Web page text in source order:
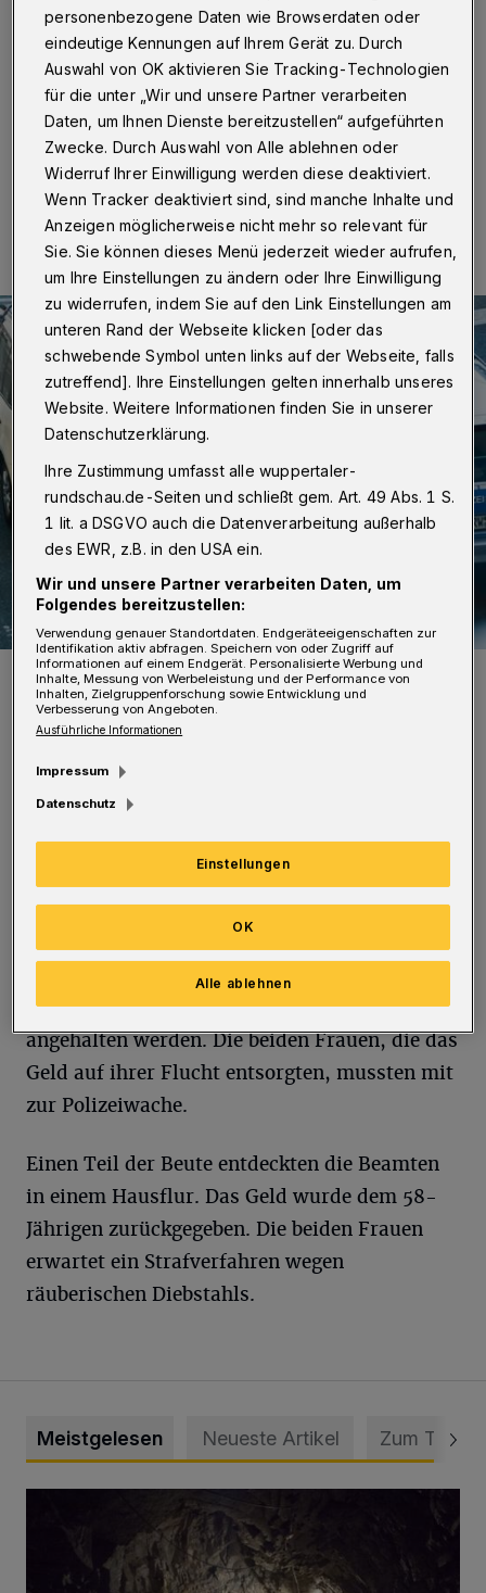
Wuppertal·Der Mann sprach die beiden Frauen (38
und 51 Jahre) an und bat um Hilfe. Als er sein
Portemonnaie öffnete, um einen Zettel herauszuholen,
griff eine der Frauen zu und schnappte sich mehrere
hundert Euro.
15.09.2016 , 11:16 Uhr Eine Minute Lesezeit
Eine der Diebinnen flüchtete mit einem Taxi, das die Polizei jedoch
an der Hochstraße stoppen konnte.
Foto: Claudia Otte
A
Während der Bestohlene zusammen mit
hilfsbereiten Zeugen die ältere Diebin
festhalten konnte, flüchtete die jüngere Frau
mit einem Taxi. Dies konnte von der Polizei
angehalten werden. Die beiden Frauen, die das
Geld auf ihrer Flucht entsorgten, mussten mit
zur Polizeiwache.
Einen Teil der Beute entdeckten die Beamten
in einem Hausflur. Das Geld wurde dem 58-
Jährigen zurückgegeben. Die beiden Frauen
erwartet ein Strafverfahren wegen
räuberischen Diebstahls.
Meistgelesen Neueste Artikel Zum Thema
personenbezogene Daten wie Browserdaten oder
eindeutige Kennungen auf Ihrem Gerät zu. Durch
Auswahl von OK aktivieren Sie Tracking-Technologien
für die unter „Wir und unsere Partner verarbeiten
Daten, um Ihnen Dienste bereitzustellen“ aufgeführten
Zwecke. Durch Auswahl von Alle ablehnen oder
Widerruf Ihrer Einwilligung werden diese deaktiviert.
Wenn Tracker deaktiviert sind, sind manche Inhalte und
Anzeigen möglicherweise nicht mehr so relevant für
Sie. Sie können dieses Menü jederzeit wieder aufrufen,
um Ihre Einstellungen zu ändern oder Ihre Einwilligung
zu widerrufen, indem Sie auf den Link Einstellungen am
unteren Rand der Webseite klicken [oder das
schwebende Symbol unten links auf der Webseite, falls
zutreffend]. Ihre Einstellungen gelten innerhalb unseres
Website. Weitere Informationen finden Sie in unserer
Datenschutzerklärung.
Ihre Zustimmung umfasst alle wuppertaler-
rundschau.de-Seiten und schließt gem. Art. 49 Abs. 1 S.
1 lit. a DSGVO auch die Datenverarbeitung außerhalb
des EWR, z.B. in den USA ein.
Wir und unsere Partner verarbeiten Daten, um
Folgendes bereitzustellen:
Verwendung genauer Standortdaten. Endgeräteeigenschaften zur
Identifikation aktiv abfragen. Speichern von oder Zugriff auf
Informationen auf einem Endgerät. Personalisierte Werbung und
Inhalte, Messung von Werbeleistung und der Performance von
Inhalten, Zielgruppenforschung sowie Entwicklung und
Verbesserung von Angeboten.
Ausführliche Informationen
Impressum
Datenschutz
Einstellungen
Alle ablehnen
OK